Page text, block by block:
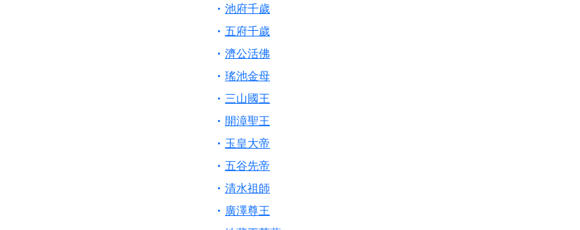
池府千歲
五府千歲
濟公活佛
瑤池金母
三山國王
開漳聖王
玉皇大帝
五谷先帝
清水祖師
廣澤尊王